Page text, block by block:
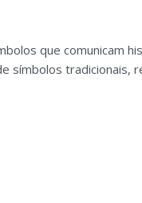
que comunicam
símbolos